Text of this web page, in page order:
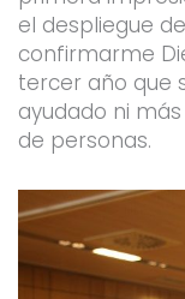
el despliegue
confirmarme
tercer año que
ayudado ni
de personas.